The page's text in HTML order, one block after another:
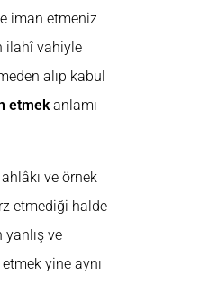
iman etmeniz
ilahî vahiyle
alıp kabul
etmekanlamı
ve örnek
etmediği halde
ve
yine aynı